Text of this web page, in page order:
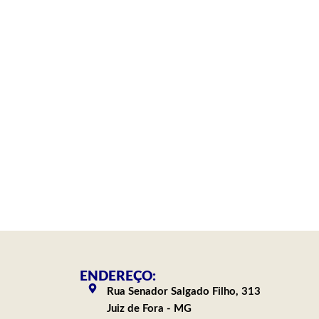
ENDEREÇO:
Rua Senador Salgado Filho, 313
Juiz de Fora - MG